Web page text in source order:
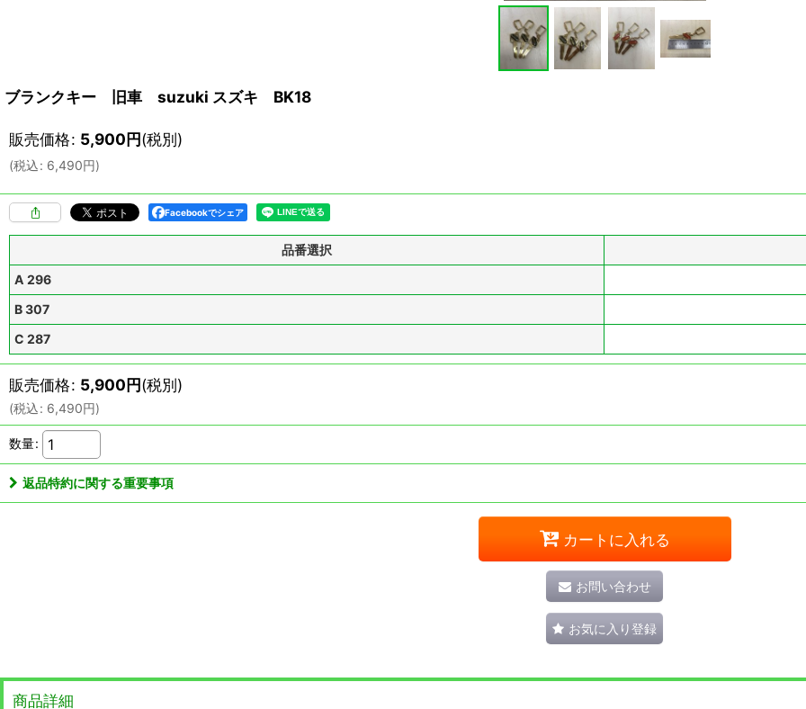
ブランクキー 旧車 suzuki スズキ BK18
販売価格: 5,900円(税別)
(税込: 6,490円)
Facebookでシェア
品番選択
A 296
B 307
C 287
販売価格: 5,900円(税別)
(税込: 6,490円)
数量:
返品特約に関する重要事項
カートに入れる
お問い合わせ
お気に入り登録
商品詳細